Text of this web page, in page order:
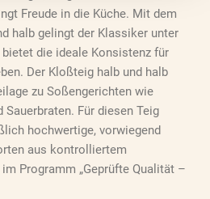
Freude in die Küche. Mit dem
halb gelingt der Klassiker unter
die ideale Konsistenz für
Der Kloßteig halb und halb
zu Soßengerichten wie
Sauerbraten. Für diesen Teig
hochwertige, vorwiegend
aus kontrolliertem
Programm „Geprüfte Qualität –